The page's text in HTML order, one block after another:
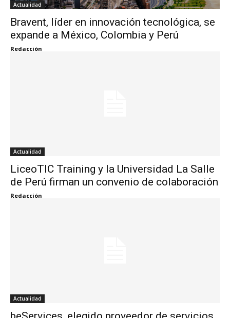
Actualidad
Bravent, líder en innovación tecnológica, se
expande a México, Colombia y Perú
Redacción
Actualidad
LiceoTIC Training y la Universidad La Salle
de Perú firman un convenio de colaboración
Redacción
Actualidad